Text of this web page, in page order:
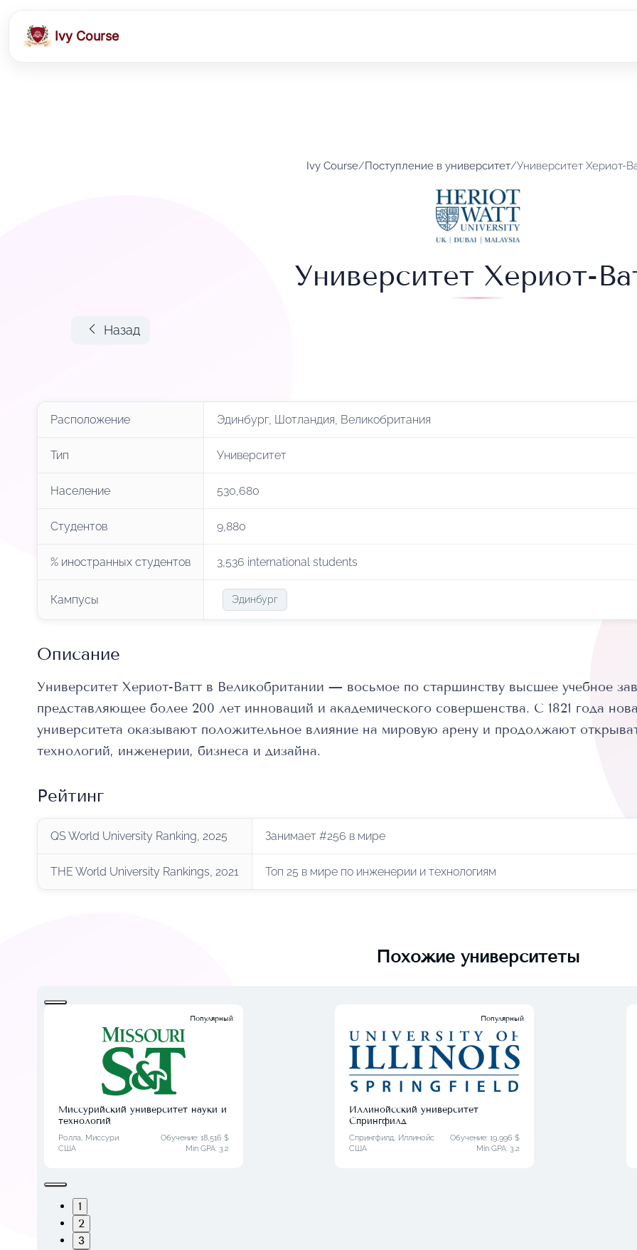
Ivy Course
Ivy Course/Поступление в университет/Университет Хериот-
Университет Хериот-
Назад
Расположение Эдинбург, Шотландия, Великобритания
Тип Университет
Население 530,680
Студентов 9,880
% иностранных студентов 3,536 international students
Кампусы Эдинбург
Описание
Университет Хериот-Ватт в Великобритании — восьмое по старшинству высшее учебное
представляющее более 200 лет инноваций и академического совершенства. С 1821 года
университета оказывают положительное влияние на мировую арену и продолжают
технологий, инженерии, бизнеса и дизайна.
Рейтинг
QS World University Ranking, 2025 Занимает #256 в мире
THE World University Rankings, 2021 Топ 25 в мире по инженерии и технологиям
Похожие университеты
Популярный
Миссурийский университет науки и
технологий
Ролла, Миссури
США
Обучение: 18,516 $
Min GPA: 3.2
Популярный
Иллинойсский университет
Спрингфилд
Спрингфилд, Иллинойс
США
Обучение: 19,996 $
Min GPA:3.2
1
2
3